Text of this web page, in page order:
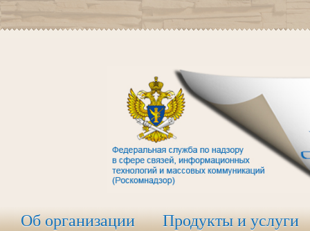
Об организации Продукты и услуги